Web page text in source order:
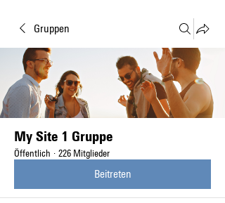
Gruppen
My Site 1 Gruppe
Öffentlich · 226 Mitglieder
Beitreten